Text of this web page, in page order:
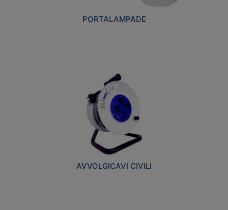
PORTALAMPADE
AVVOLGICAVI CIVILI